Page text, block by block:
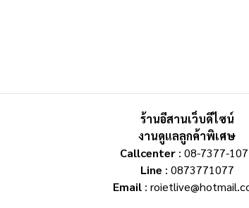
ร้านอีสานเว็บดีไซน์
งานดูแลลูกค้าพิเศษ
Callcenter : 08-7377-
Line : 0873771077
Email :